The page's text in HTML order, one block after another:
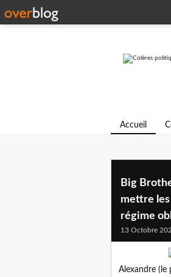
Accueil
Big
mettre les
régime
13 Octobre
Alexandre (le